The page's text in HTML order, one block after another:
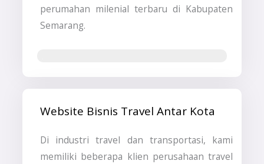
perumahan milenial terbaru di Kabupaten
Semarang.
Website Bisnis Travel Antar Kota
Di industri travel dan transportasi, kami
memiliki beberapa klien perusahaan travel